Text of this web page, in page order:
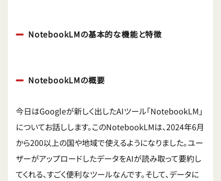
NotebookLMの基本的な機能と特徴
NotebookLMの概要
今日はGoogleが新しく出したAIツール「NotebookLM」
についてお話しします。このNotebookLMは、2024年6月
から200以上の国や地域で使えるようになりました。ユー
ザーがアップロードしたデータをAIが読み取って要約し
てくれる、すごく便利なツールなんです。そして、データに